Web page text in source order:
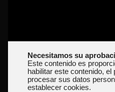
Necesitamos su
Este contenido es
habilitar este contenido, el
procesar sus datos
establecer cookies.